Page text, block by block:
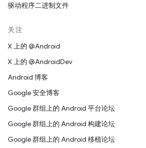
驱动程序二进制文件
关注
X 上的 @Android
X 上的 @AndroidDev
Android 博客
Google 安全博客
Google 群组上的 Android 平台论坛
Google 群组上的 Android 构建论坛
Google 群组上的 Android 移植论坛